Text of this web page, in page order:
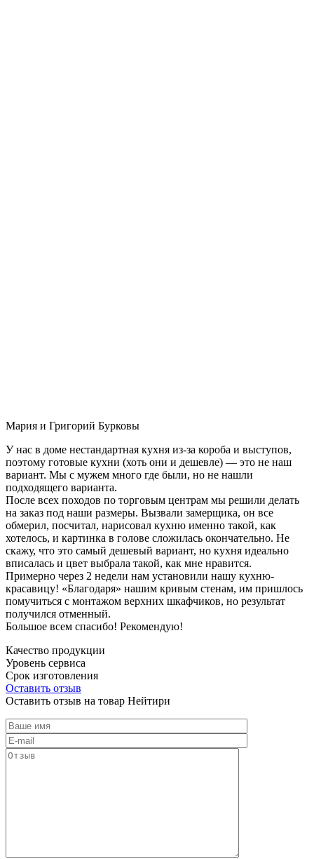
Мария и Григорий Бурковы
У нас в доме нестандартная кухня из-за короба и выступов,
поэтому готовые кухни (хоть они и дешевле) — это не наш
вариант. Мы с мужем много где были, но не нашли
подходящего варианта.
После всех походов по торговым центрам мы решили делать
на заказ под наши размеры. Вызвали замерщика, он все
обмерил, посчитал, нарисовал кухню именно такой, как
хотелось, и картинка в голове сложилась окончательно. Не
скажу, что это самый дешевый вариант, но кухня идеально
вписалась и цвет выбрала такой, как мне нравится.
Примерно через 2 недели нам установили нашу кухню-
красавицу! «Благодаря» нашим кривым стенам, им пришлось
помучиться с монтажом верхних шкафчиков, но результат
получился отменный.
Большое всем спасибо! Рекомендую!
Качество продукции
Уровень сервиса
Срок изготовления
Оставить отзыв
Оставить отзыв на товар Нейтири